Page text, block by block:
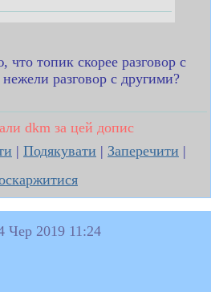
топик скорее разговор с
разговор с другими?
dkm за цей допис
| Подякувати | Заперечити |
Чер 2019 11:24